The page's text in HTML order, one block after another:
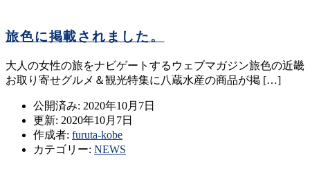
旅色に掲載されました。
大人の女性の旅をナビゲートするウェブマガジン旅色の近畿
お取り寄せグルメ＆観光特集に八蔵水産の商品が掲 […]
公開済み: 2020年10月7日
更新: 2020年10月7日
作成者: furuta-kobe
カテゴリー: NEWS